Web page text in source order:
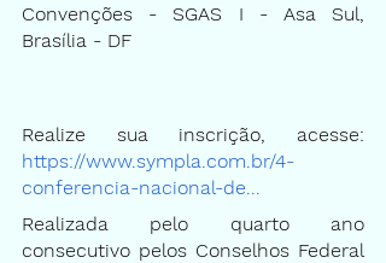
Convenções - SGAS I - Asa Sul,
Brasília - DF
Realize sua inscrição, acesse:
https://www.sympla.com.br/4-
conferencia-nacional-de...
Realizada pelo quarto ano
consecutivo pelos Conselhos Federal